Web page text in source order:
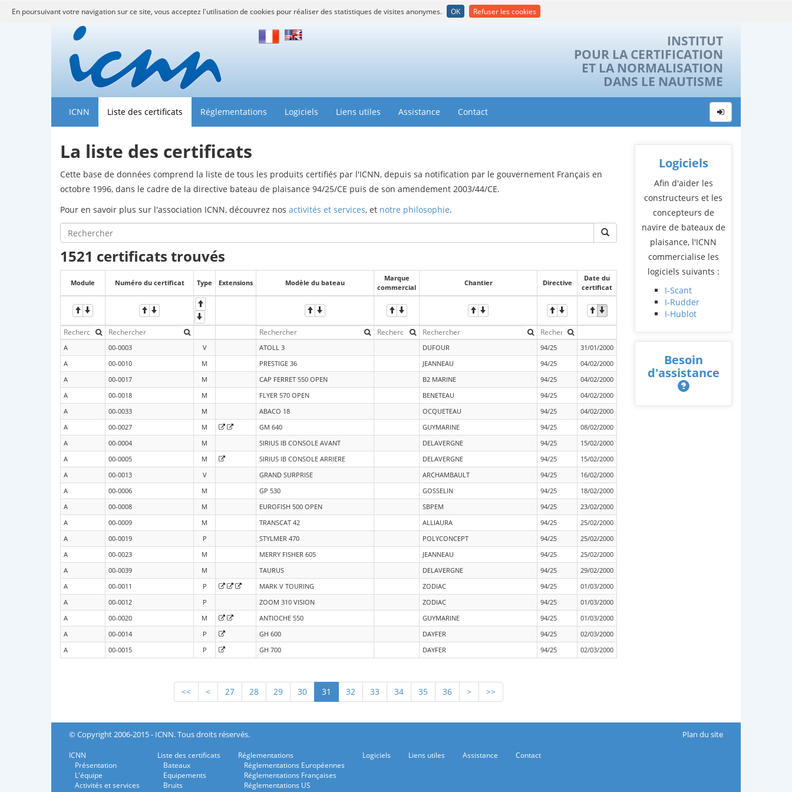
En poursuivant votre navigation sur ce site, vous acceptez l'utilisation de cookies pour réaliser des statistiques de visites anonymes. OK Refuser les cookies
INSTITUT
POUR LA CERTIFICATION
ET LA NORMALISATION
DANS LE NAUTISME
FrançaisEnglish
ICNN Liste des certificats Réglementations Logiciels Liens utiles Assistance Contact
La liste des certificats
Cette base de données comprend la liste de tous les produits certifiés par l'ICNN, depuis sa notification par le gouvernement Français en
octobre 1996, dans le cadre de la directive bateau de plaisance 94/25/CE puis de son amendement 2003/44/CE.
Pour en savoir plus sur l'association ICNN, découvrez nos activités et services, et notre philosophie.
1521 certificats trouvés
Module Numéro du certificat Type Extensions Modèle du bateau
Marque
commercial
Chantier Directive
Date du
certificat
A 00-0003 V ATOLL 3 DUFOUR 94/25
31/01/2000
A
00-0010 M PRESTIGE 36 JEANNEAU 94/25
04/02/2000
A
00-0017 M CAP FERRET 550 OPEN B2 MARINE 94/25
04/02/2000
A
00-0018 M FLYER 570 OPEN BENETEAU 94/25
04/02/2000
A
00-0033 M ABACO 18 OCQUETEAU 94/25
04/02/2000
A
00-0027 M GM 640 GUYMARINE 94/25
08/02/2000
A
00-0004 M SIRIUS IB CONSOLE AVANT DELAVERGNE 94/25
15/02/2000
A
00-0005 M SIRIUS IB CONSOLE ARRIERE DELAVERGNE 94/25
15/02/2000
A
00-0013 V GRAND SURPRISE ARCHAMBAULT 94/25
16/02/2000
A
00-0006 M GP 530 GOSSELIN 94/25
18/02/2000
A
00-0008 M EUROFISH 500 OPEN SBPEM 94/25
23/02/2000
A
00-0009 M TRANSCAT 42 ALLIAURA 94/25
25/02/2000
A
00-0019 P STYLMER 470 POLYCONCEPT 94/25
25/02/2000
A
00-0023 M MERRY FISHER 605 JEANNEAU 94/25
25/02/2000
A
00-0039 M TAURUS DELAVERGNE 94/25
29/02/2000
A
00-0011 P MARK V TOURING ZODIAC 94/25
01/03/2000
A
00-0012 P ZOOM 310 VISION ZODIAC 94/25
01/03/2000
A
00-0020 M ANTIOCHE 550 GUYMARINE 94/25
01/03/2000
A
00-0014 P GH 600 DAYFER 94/25
02/03/2000
A
00-0015 P GH 700 DAYFER 94/25 02/03/2000
<< < 27 28 29 30 31 32 33 34 35 36 > >>
Logiciels
Afin d'aider les
constructeurs et les
concepteurs de
navire de bateaux de
plaisance, l'ICNN
commercialise les
logiciels suivants :
I-Scant
I-Rudder
I-Hublot
Besoin
d'assistance
© Copyright 2006-2015 - ICNN. Tous droits réservés. Plan du site
ICNN
Présentation
L'équipe
Activités et services
Liste des certificats
Bateaux
Equipements
Bruits
Réglementations
Réglementations Européennes
Réglementations Françaises
Réglementations US
Logiciels Liens utiles Assistance Contact